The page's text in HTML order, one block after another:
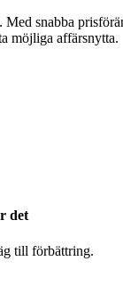
snabba
möjliga affärsnytta.
det
till förbättring.